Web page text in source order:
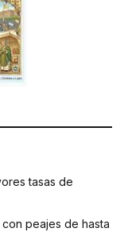
tasas de
peajes de hasta